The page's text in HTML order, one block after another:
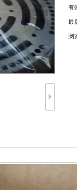
有
最
浏